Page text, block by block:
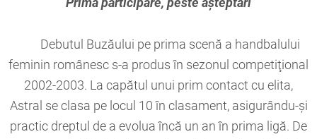
Prima participare, peste aşteptări
Debutul Buzăului pe prima scenă a handbalului
feminin românesc s-a produs în sezonul competiţional
2002-2003. La capătul unui prim contact cu elita,
Astral se clasa pe locul 10 în clasament, asigurându-şi
practic dreptul de a evolua încă un an în prima ligă. De